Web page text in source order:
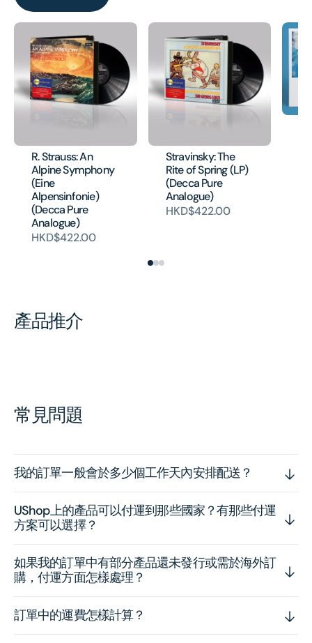
R. Strauss: An
Alpine Symphony
(Eine
Alpensinfonie)
(Decca Pure
Analogue)
HKD$422.00
Stravinsky: The
Rite of Spring (LP)
(Decca Pure
Analogue)
HKD$422.00
產品推介
常見問題
我的訂單一般會於多少個工作天內安排配送？
UShop上的產品可以付運到那些國家？有那些付運
方案可以選擇？
如果我的訂單中有部分產品還未發行或需於海外訂
購，付運方面怎樣處理？
訂單中的運費怎樣計算？